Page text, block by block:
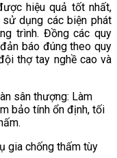
hiệu quả tốt nhất,
dụng các biện phát
trình. Đồng các quy
báo đúng theo quy
thợ tay nghề cao và
sân thượng: Làm
bảo tính ổn định, tối
gia chống thấm tùy